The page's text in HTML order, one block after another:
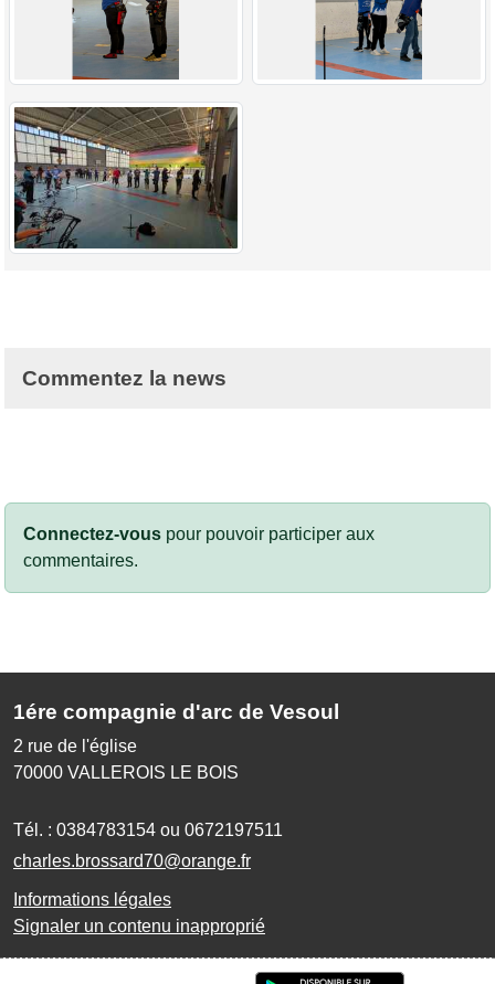
Commentez la news
Connectez-vous pour pouvoir participer aux
commentaires.
1ére compagnie d'arc de Vesoul
2 rue de l'église
70000 VALLEROIS LE BOIS
Tél. : 0384783154 ou 0672197511
charles.brossard70@orange.fr
Informations légales
Signaler un contenu inapproprié